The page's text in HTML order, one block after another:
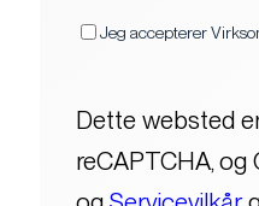
Jeg accepterer
Dette websted
reCAPTCHA, og